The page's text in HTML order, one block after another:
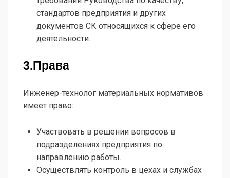
стандартов предприятия и других
документов СК относящихся к сфере его
деятельности.
3.Права
Инженер-технолог материальных нормативов
имеет право:
Участвовать в решении вопросов в
подразделениях предприятия по
направлению работы.
Осуществлять контроль в цехах и службах